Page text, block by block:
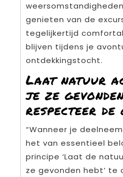
genieten van de
tegelijkertijd
blijven tijdens je
ontdekkingstocht.
Laat natuur
je ze
respecteer de
“Wanneer je
het van essentieel
principe ‘Laat de
ze gevonden hebt’ te